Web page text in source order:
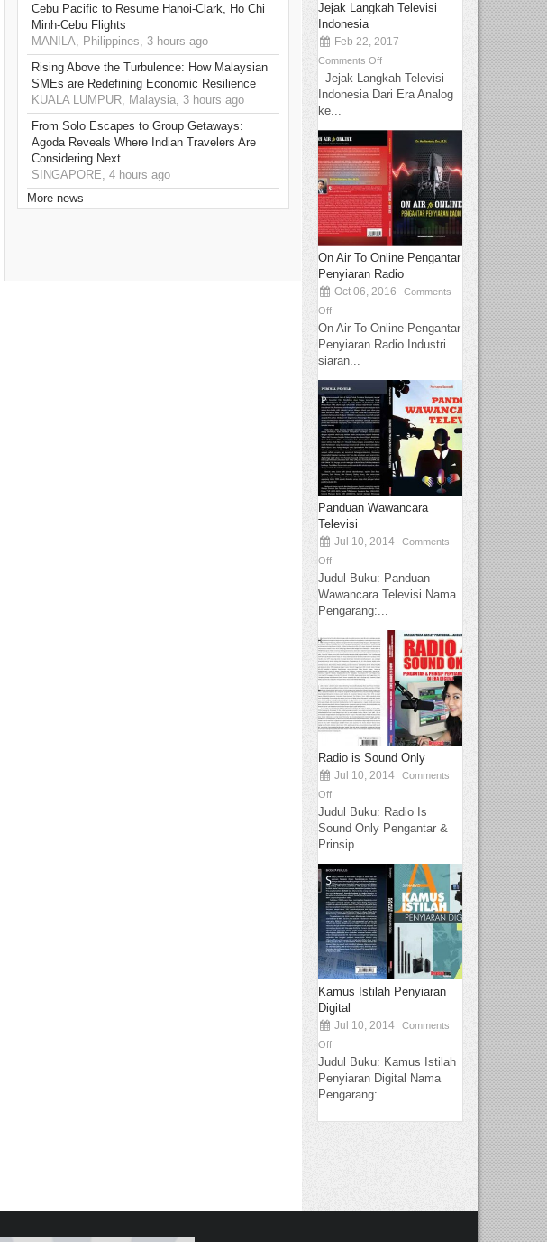
Cebu Pacific to Resume Hanoi-Clark, Ho Chi
Minh-Cebu Flights
MANILA, Philippines, 3 hours ago
Rising Above the Turbulence: How Malaysian
SMEs are Redefining Economic Resilience
KUALA LUMPUR, Malaysia, 3 hours ago
From Solo Escapes to Group Getaways:
Agoda Reveals Where Indian Travelers Are
Considering Next
SINGAPORE, 4 hours ago
More news
Jejak Langkah Televisi
Indonesia
Feb 22, 2017
Comments Off
Jejak Langkah Televisi
Indonesia Dari Era Analog
ke...
On Air To Online Pengantar
Penyiaran Radio
Oct 06, 2016
Comments
Off
On Air To Online Pengantar
Penyiaran Radio Industri
siaran...
Panduan Wawancara
Televisi
Jul 10, 2014
Comments
Off
Judul Buku: Panduan
Wawancara Televisi Nama
Pengarang:...
Radio is Sound Only
Jul 10, 2014
Comments
Off
Judul Buku: Radio Is
Sound Only Pengantar &
Prinsip...
Kamus Istilah Penyiaran
Digital
Jul 10, 2014
Comments
Off
Judul Buku: Kamus Istilah
Penyiaran Digital Nama
Pengarang:...